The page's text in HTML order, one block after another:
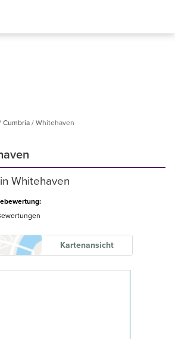
Cumbria Whitehaven
Whitehaven
Kartenansicht